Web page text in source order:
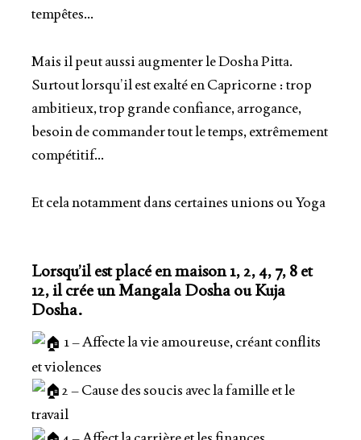
tempêtes…
Mais il peut aussi augmenter le Dosha Pitta.
Surtout lorsqu’il est exalté en Capricorne : trop
ambitieux, trop grande confiance, arrogance,
besoin de commander tout le temps, extrêmement
compétitif…
Et cela notamment dans certaines unions ou Yoga
Lorsqu’il est placé en maison 1, 2, 4, 7, 8 et
12, il crée un Mangala Dosha ou Kuja
Dosha.
1 – Affecte la vie amoureuse, créant conflits
et violences
2 – Cause des soucis avec la famille et le
travail